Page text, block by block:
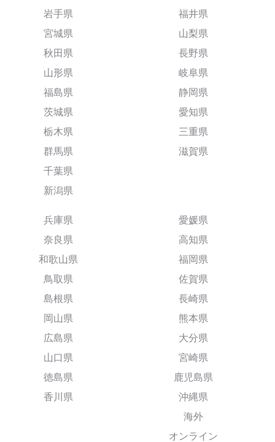
岩手県
宮城県
秋田県
山形県
福島県
茨城県
栃木県
群馬県
千葉県
新潟県
福井県
山梨県
長野県
岐阜県
静岡県
愛知県
三重県
滋賀県
兵庫県
奈良県
和歌山県
鳥取県
島根県
岡山県
広島県
山口県
徳島県
香川県
愛媛県
高知県
福岡県
佐賀県
長崎県
熊本県
大分県
宮崎県
鹿児島県
沖縄県
海外
オンライン